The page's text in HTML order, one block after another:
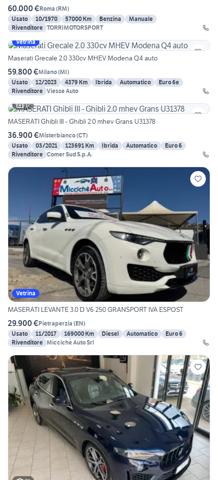
60.000 €Roma (RM)
Usato
10/1970 57000 Km Benzina
Manuale
Rivenditore TORRIMOTORSPORT
Vetrina
Maserati Grecale 2.0 330cv MHEV Modena Q4 auto
59.800 €Milano(MI)
Usato
12/2023 4379 Km Ibrida Automatico
Euro 6e
Rivenditore Viesse Auto
17
MASERATI Ghibli III - Ghibli 2.0 mhev Grans U31378
36.900 €Misterbianco(CT)
Usato
03/2021 123691 Km Ibrida Automatico
Euro 6
Rivenditore Comer Sud S.p.A.
Vetrina
MASERATI LEVANTE 3.0 D V6 250 GRANSPORT IVA ESPOST
29.900 €Pietraperzia (EN)
Usato
11/2017 169000 Km Diesel Automatico
Euro 6
Rivenditore Miccichè Auto Srl